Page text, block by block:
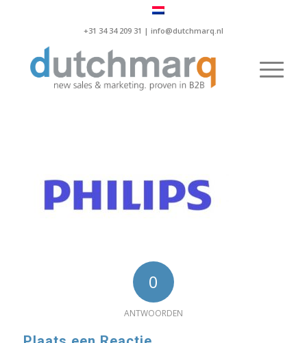
+31 34 34 209 31 | info@dutchmarq.nl
0
ANTWOORDEN